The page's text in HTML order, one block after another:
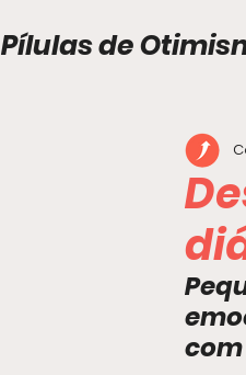
Pílulas de